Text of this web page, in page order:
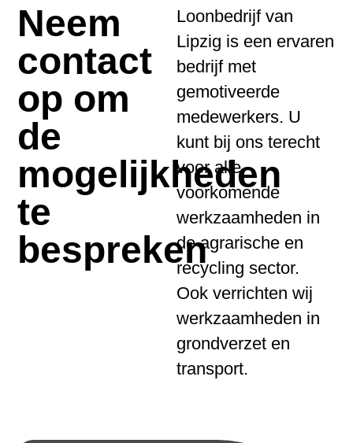
Neem
contact
op om
de
mogelijkheden
te
bespreken
Loonbedrijf van
Lipzig is een ervaren
bedrijf met
gemotiveerde
medewerkers. U
kunt bij ons terecht
voor alle
voorkomende
werkzaamheden in
de agrarische en
recycling sector.
Ook verrichten wij
werkzaamheden in
grondverzet en
transport.